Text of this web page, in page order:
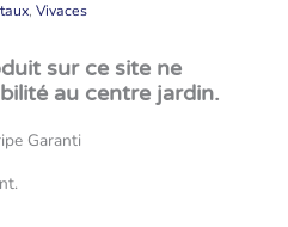
, Vivaces
sur ce site ne
au centre jardin.